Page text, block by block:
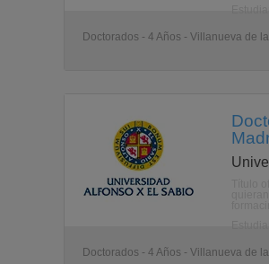
Doctorados - 4 Años - Villanueva de
Doctorados - 4 Años - Villanueva de